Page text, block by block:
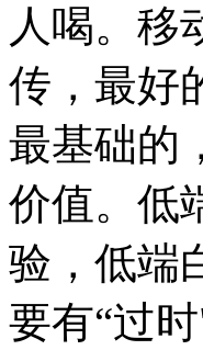
人喝。移
传，最好
最基础的
价值。低
验，低端
要有“过